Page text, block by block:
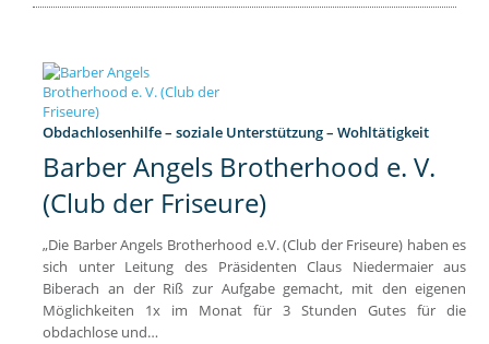
Obdachlosenhilfe – soziale Unterstützung – Wohltätigkeit
Barber Angels Brotherhood e. V.
(Club der Friseure)
„Die Barber Angels Brotherhood e.V. (Club der Friseure) haben es
sich unter Leitung des Präsidenten Claus Niedermaier aus
Biberach an der Riß zur Aufgabe gemacht, mit den eigenen
Möglichkeiten 1x im Monat für 3 Stunden Gutes für die
obdachlose und…